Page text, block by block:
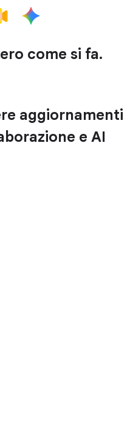
come si fa.
aggiornamenti
e AI